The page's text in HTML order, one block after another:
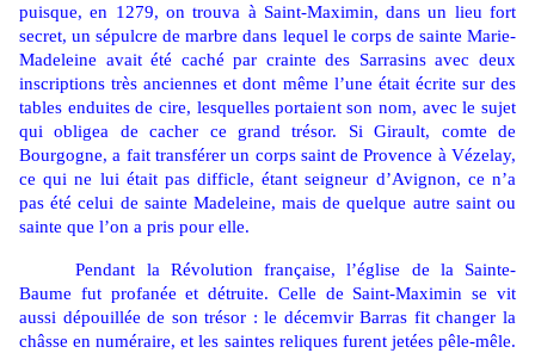
puisque, en 1279, on trouva à Saint-Maximin, dans un lieu fort
secret, un sépulcre de marbre dans lequel le corps de sainte Marie-
Madeleine avait été caché par crainte des Sarrasins avec deux
inscriptions très anciennes et dont même l’une était écrite sur des
tables enduites de cire, lesquelles portaient son nom, avec le sujet
qui obligea de cacher ce grand trésor. Si Girault, comte de
Bourgogne, a fait transférer un corps saint de Provence à Vézelay,
ce qui ne lui était pas difficle, étant seigneur d’Avignon, ce n’a
pas été celui de sainte Madeleine, mais de quelque autre saint ou
sainte que l’on a pris pour elle.
Pendant la Révolution française, l’église de la Sainte-
Baume fut profanée et détruite. Celle de Saint-Maximin se vit
aussi dépouillée de son trésor : le décemvir Barras fit changer la
châsse en numéraire, et les saintes reliques furent jetées pêle-mêle.